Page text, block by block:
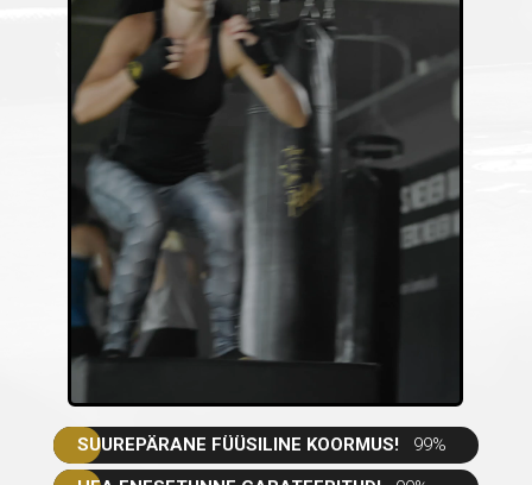
SUUREPÄRANE FÜÜSILINE KOORMUS!
99%